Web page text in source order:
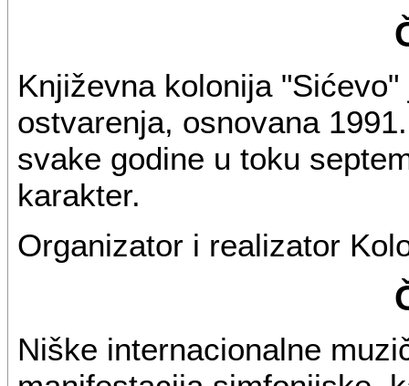
Književna kolonija
ostvarenja, osnovana
svake godine u toku
karakter.
Organizator i realizator
Niške internacionalne